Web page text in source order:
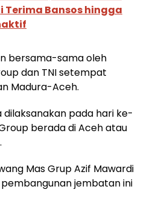
Terima Bansos hingga
bersama-sama oleh
dan TNI setempat
Madura-Aceh.
pada hari ke-
berada di Aceh atau
Mas Grup Azif Mawardi
jembatan ini